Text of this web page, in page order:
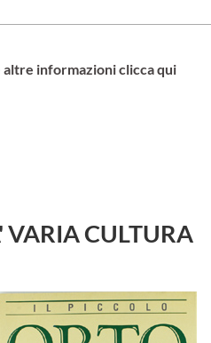
altre informazioni clicca qui
CULTURA